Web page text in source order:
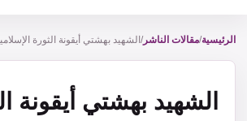
الناشر
الرئيسية/مقالات الناشر/ الشهيد بهشتي أيقونة الثورة
الشهيد بهشتي أيقونة